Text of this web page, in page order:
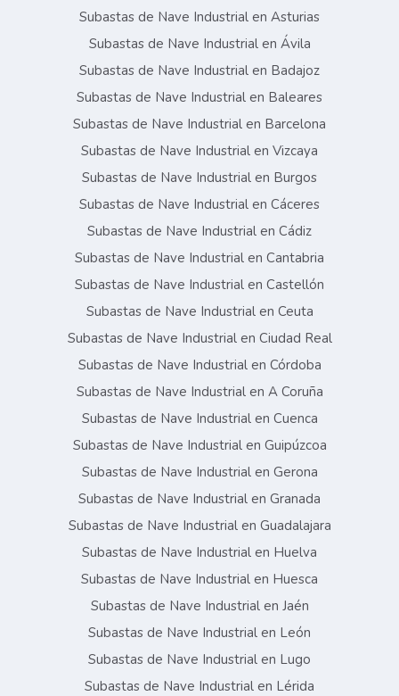
Subastas de Nave Industrial en Asturias
Subastas de Nave Industrial en Ávila
Subastas de Nave Industrial en Badajoz
Subastas de Nave Industrial en Baleares
Subastas de Nave Industrial en Barcelona
Subastas de Nave Industrial en Vizcaya
Subastas de Nave Industrial en Burgos
Subastas de Nave Industrial en Cáceres
Subastas de Nave Industrial en Cádiz
Subastas de Nave Industrial en Cantabria
Subastas de Nave Industrial en Castellón
Subastas de Nave Industrial en Ceuta
Subastas de Nave Industrial en Ciudad Real
Subastas de Nave Industrial en Córdoba
Subastas de Nave Industrial en A Coruña
Subastas de Nave Industrial en Cuenca
Subastas de Nave Industrial en Guipúzcoa
Subastas de Nave Industrial en Gerona
Subastas de Nave Industrial en Granada
Subastas de Nave Industrial en Guadalajara
Subastas de Nave Industrial en Huelva
Subastas de Nave Industrial en Huesca
Subastas de Nave Industrial en Jaén
Subastas de Nave Industrial en León
Subastas de Nave Industrial en Lugo
Subastas de Nave Industrial en Lérida